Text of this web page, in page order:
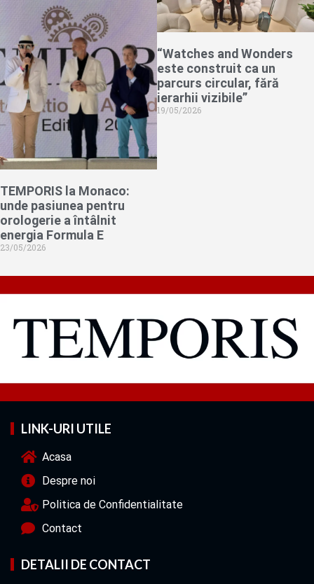
TEMPORIS la Monaco:
unde pasiunea pentru
orologerie a întâlnit
energia Formula E
23/05/2026
“Watches and Wonders
este construit ca un
parcurs circular, fără
ierarhii vizibile”
19/05/2026
LINK-URI UTILE
Acasa
Despre noi
Politica de Confidentialitate
Contact
DETALII DE CONTACT